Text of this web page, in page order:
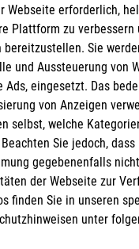
Deutschland
Webseite erforderlich,
Plattform zu verbessern
bereitzustellen. Sie
und Aussteuerung von
Ads, eingesetzt. Das
von Anzeigen
selbst, welche
Sie jedoch,
gegebenenfalls
der Webseite zur
finden Sie in unseren
unter